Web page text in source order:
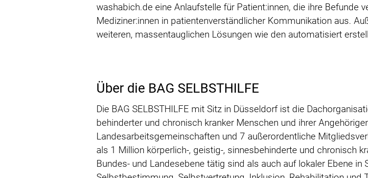
washabich.de eine Anlaufstelle für Patient:innen, die ihre Befunde
Mediziner:innen in patientenverständlicher Kommunikation aus.
weiteren, massentauglichen Lösungen wie den automatisiert
Über die BAG SELBSTHILFE
Die BAG SELBSTHILFE mit Sitz in Düsseldorf ist die
behinderter und chronisch kranker Menschen und ihrer
Landesarbeitsgemeinschaften und 7 außerordentliche
als 1 Million körperlich-, geistig-, sinnesbehinderte und chronisch
Bundes- und Landesebene tätig sind als auch auf lokaler Ebene in